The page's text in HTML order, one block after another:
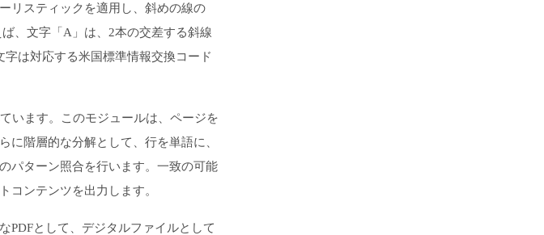
リスティックを適用し、斜めの線の
、文字「A」は、2本の交差する斜線
は対応する米国標準情報交換コード
います。このモジュールは、ページを
に階層的な分解として、行を単語に、
パターン照合を行います。一致の可能
コンテンツを出力します。
PDFとして、デジタルファイルとして